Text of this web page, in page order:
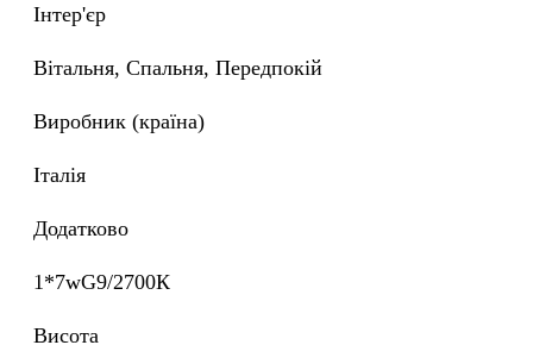
Інтер'єр
Вітальня, Спальня, Передпокій
Виробник (країна)
Італія
Додатково
1*7wG9/2700К
Висота